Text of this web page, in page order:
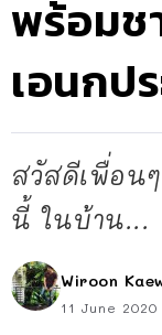
พร้อมช
เอนกป
สวัสดีเพื่อน
นี้ ในบ้าน...
Wiroon
11 June 2020